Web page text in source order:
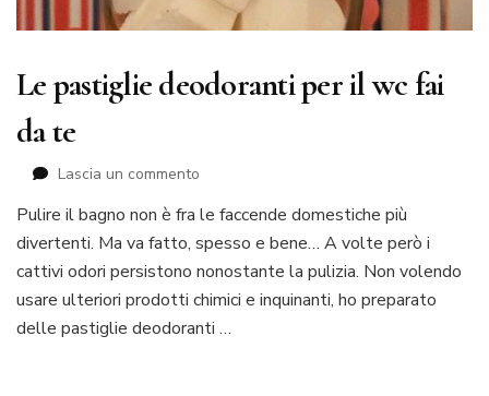
Le pastiglie deodoranti per il wc fai
da te
Lascia un commento
pastiglie
deodoranti
per
wc
fai
Pulire il bagno non è fra le faccende domestiche più
divertenti. Ma va fatto, spesso e bene… A volte però i
cattivi odori persistono nonostante la pulizia. Non volendo
usare ulteriori prodotti chimici e inquinanti, ho preparato
delle pastiglie deodoranti …